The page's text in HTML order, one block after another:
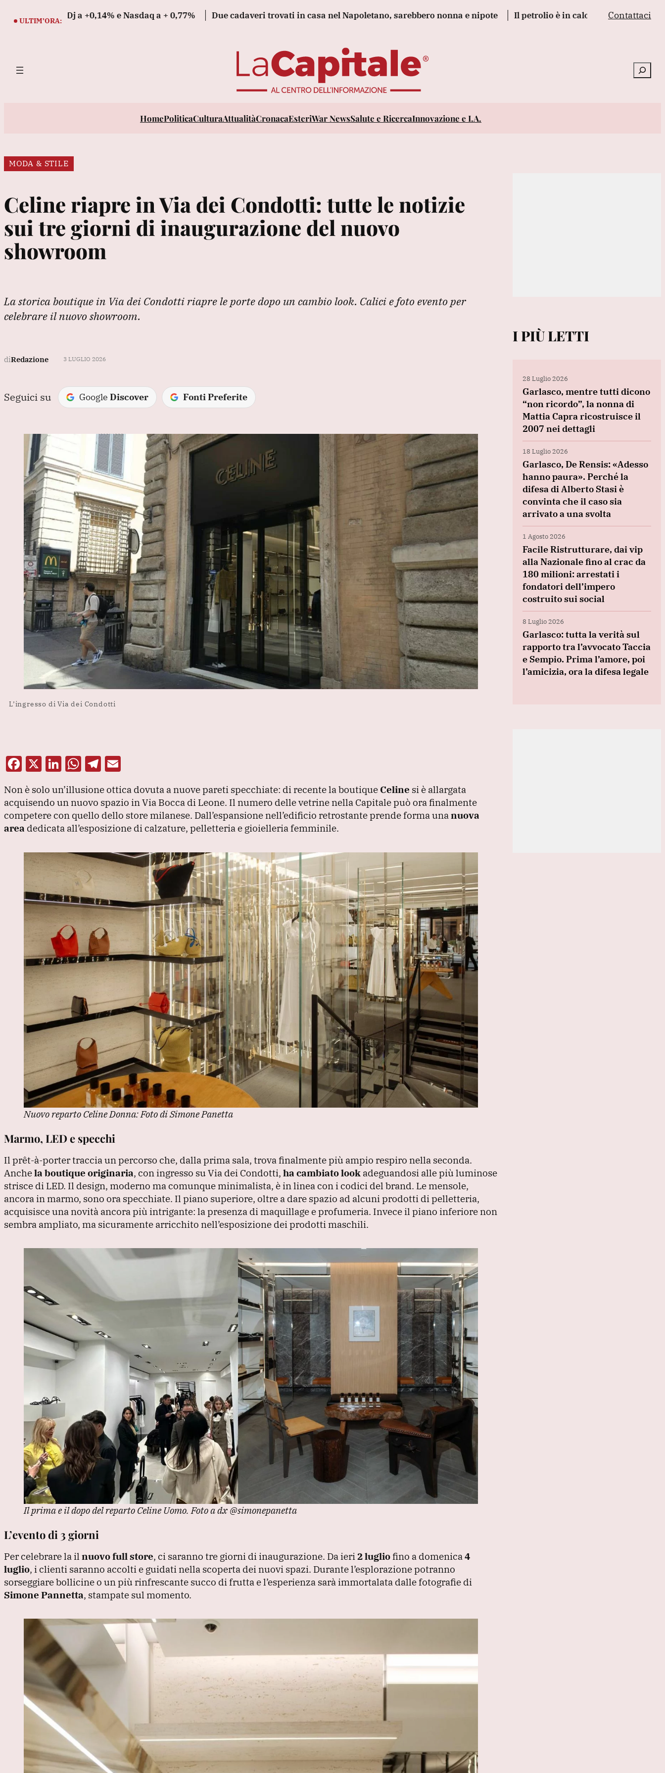
ULTIM’ORA:
Dj a +0,14% e Nasdaq a + 0,77% Due cadaveri trovati in casa nel Napoletano, sarebbero nonna e nipote Il petrolio è in calo a New York, scivola a 76,74
Contattaci
Cerca
HomePoliticaCulturaAttualitàCronacaEsteriWar NewsSalute e RicercaInnovazione e I.A.
MODA & STILE
Celine riapre in Via dei Condotti: tutte le notizie
sui tre giorni di inaugurazione del nuovo
showroom
La storica boutique in Via dei Condotti riapre le porte dopo un cambio look. Calici e foto evento per
celebrare il nuovo showroom.
diRedazione 3 LUGLIO 2026
Seguici su Google Discover Fonti Preferite
L’ingresso di Via dei Condotti
F
c
e
b
o
k
X Li
k
e
dI
W
at
s
A
p
T
e
gr
a
ai
l
Non è solo un’illusione ottica dovuta a nuove pareti specchiate: di recente la boutique Celine si è allargata
acquisendo un nuovo spazio in Via Bocca di Leone. Il numero delle vetrine nella Capitale può ora finalmente
competere con quello dello store milanese. Dall’espansione nell’edificio retrostante prende forma unanuova
area dedicata all’esposizione di calzature, pelletteria e gioielleria femminile.
Nuovo reparto Celine Donna: Foto di Simone Panetta
Marmo, LED e specchi
Il prêt-à-porter traccia un percorso che, dalla prima sala, trova finalmente più ampio respiro nella seconda.
Anchela boutique originaria, con ingresso su Via dei Condotti, ha cambiato look adeguandosi alle più luminose
strisce di LED. Il design, moderno ma comunque minimalista, è in linea con i codici del brand. Le mensole,
ancora in marmo, sono ora specchiate. Il piano superiore, oltre a dare spazio ad alcuni prodotti di pelletteria,
acquisisce una novità ancora più intrigante: la presenza di maquillage e profumeria. Invece il piano inferiore non
sembra ampliato, ma sicuramente arricchito nell’esposizione dei prodotti maschili.
Il prima e il dopo del reparto Celine Uomo. Foto a dx @simonepanetta
L’evento di 3 giorni
Per celebrare la il nuovo full store, ci saranno tre giorni di inaugurazione. Da ieri 2 lugliofino a domenica 4
luglio, i clienti saranno accolti e guidati nella scoperta dei nuovi spazi. Durante l’esplorazione potranno
sorseggiare bollicine o un più rinfrescante succo di frutta e l’esperienza sarà immortalata dalle fotografie di
Simone Pannetta, stampate sul momento.
I PIÙ LETTI
28 Luglio 2026
Garlasco, mentre tutti dicono
“non ricordo”, la nonna di
Mattia Capra ricostruisce il
2007 nei dettagli
18 Luglio 2026
Garlasco, De Rensis: «Adesso
hanno paura». Perché la
difesa di Alberto Stasi è
convinta che il caso sia
arrivato a una svolta
1 Agosto 2026
Facile Ristrutturare, dai vip
alla Nazionale fino al crac da
180 milioni: arrestati i
fondatori dell’impero
costruito sui social
8 Luglio 2026
Garlasco: tutta la verità sul
rapporto tra l’avvocato Taccia
e Sempio. Prima l’amore, poi
l’amicizia, ora la difesa legale